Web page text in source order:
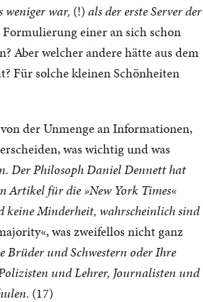
weniger war, (!) als der erste Server der
einer an sich schon
Aber welcher andere hätte aus dem
Für solche kleinen Schönheiten
der Unmenge an Informationen,
was wichtig und was
Der Philosoph Daniel Dennett hat
Artikel für die »New York Times«
Minderheit, wahrscheinlich sind
was zweifellos nicht ganz
und Schwestern oder Ihre
und Lehrer, Journalisten und
(17)